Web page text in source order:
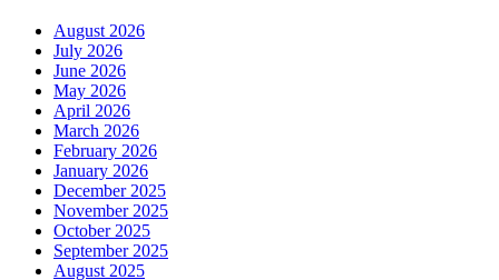
August 2026
July 2026
June 2026
May 2026
April 2026
March 2026
February 2026
January 2026
December 2025
November 2025
October 2025
September 2025
August 2025